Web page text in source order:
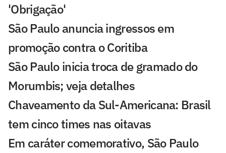
'Obrigação'
São Paulo anuncia ingressos em
promoção contra o Coritiba
São Paulo inicia troca de gramado do
Morumbis; veja detalhes
Chaveamento da Sul-Americana: Brasil
tem cinco times nas oitavas
Em caráter comemorativo, São Paulo